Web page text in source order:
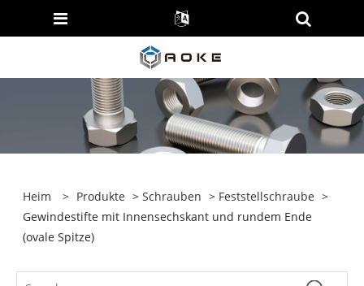
Heim > Produkte >Schrauben > Feststellschraube >
Gewindestifte mit Innensechskant und rundem Ende
(ovale Spitze)